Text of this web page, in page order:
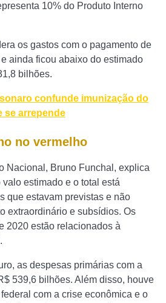
10% do Produto Interno
os gastos com o pagamento de
ainda ficou abaixo do estimado
bilhões.
confunde imunização do
se arrepende
no vermelho
Nacional, Bruno Funchal, explica
estimado e o total está
que estavam previstas e não
extraordinário e subsídios. Os
2020 estão relacionados à
as despesas primárias com a
539,6 bilhões. Além disso, houve
com a crise econômica e o